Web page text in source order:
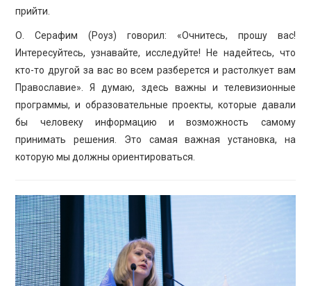
прийти.
О. Серафим (Роуз) говорил: «Очнитесь, прошу вас!
Интересуйтесь, узнавайте, исследуйте! Не надейтесь, что
кто-то другой за вас во всем разберется и растолкует вам
Православие». Я думаю, здесь важны и телевизионные
программы, и образовательные проекты, которые давали
бы человеку информацию и возможность самому
принимать решения. Это самая важная установка, на
которую мы должны ориентироваться.